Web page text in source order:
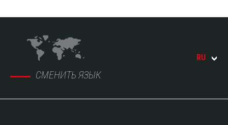
СМЕНИТЬ ЯЗЫК
RU